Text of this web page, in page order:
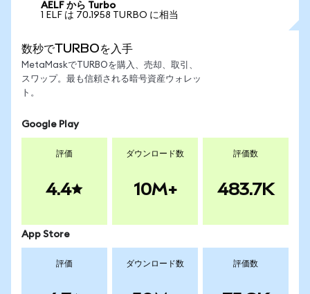
AELF から Turbo
1 ELF は 70.1958 TURBO に相当
数秒でTURBOを入手
MetaMaskでTURBOを購入、売却、取引、
スワップ。最も信頼される暗号資産ウォレッ
ト。
Google Play
評価
4.4
ダウンロード数
10M+
評価数
483.7K
App Store
評価 ダウンロード数 評価数